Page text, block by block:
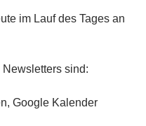
im Lauf des Tages an
sind:
Google Kalender